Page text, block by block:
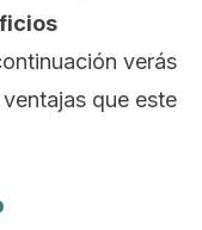
verás
que este